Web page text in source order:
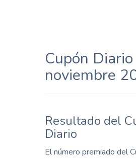
Cupón
noviembre
Resultado del
Diario
El número premiado del